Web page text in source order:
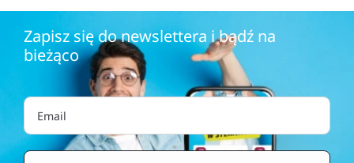
Zapisz się do newslettera i bądź na
bieżąco